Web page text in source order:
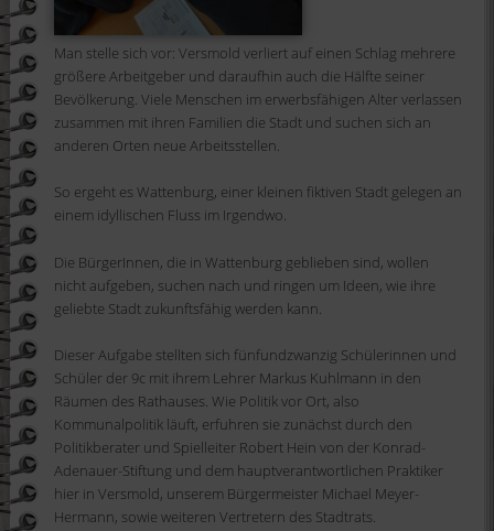
Man stelle sich vor: Versmold verliert auf einen Schlag mehrere
größere Arbeitgeber und daraufhin auch die Hälfte seiner
Bevölkerung. Viele Menschen im erwerbsfähigen Alter verlassen
zusammen mit ihren Familien die Stadt und suchen sich an
anderen Orten neue Arbeitsstellen.
So ergeht es Wattenburg, einerkleinen fiktiven Stadt gelegen an
einem idyllischen Fluss im Irgendwo.
Die BürgerInnen, die in Wattenburg geblieben sind, wollen
nicht aufgeben, suchen nach und ringen um Ideen, wie ihre
geliebte Stadt zukunftsfähig werden kann.
Dieser Aufgabe stellten sich fünfundzwanzig Schülerinnen und
Schüler der 9c mit ihrem Lehrer Markus Kuhlmann in den
Räumen des Rathauses. Wie Politik vor Ort, also
Kommunalpolitik läuft, erfuhren sie zunächst durch den
Politikberater und Spielleiter Robert Hein von der Konrad-
Adenauer-Stiftung und dem hauptverantwortlichen Praktiker
hier in Versmold, unserem Bürgermeister Michael Meyer-
Hermann, sowie weiteren Vertretern des Stadtrats.